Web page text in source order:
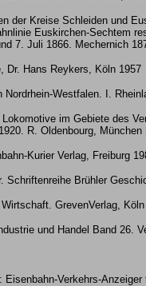
der Kreise Schleiden und
Euskirchen-Sechtem
7. Juli 1866. Mechernich
Dr. Hans Reykers, Köln 1957
Westfalen. I.
im Gebiete des
R. Oldenbourg, München
Kurier Verlag, Freiburg
Schriftenreihe Brühler
GrevenVerlag, Köln
und Handel Band 26.
Verkehrs-